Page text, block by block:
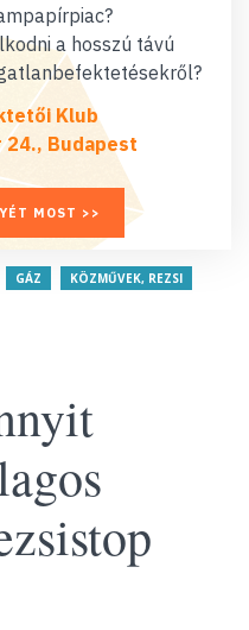
a hosszú távú
Klub
Budapest
MOST >>
GÁZ
KÖZMŰVEK, REZSI